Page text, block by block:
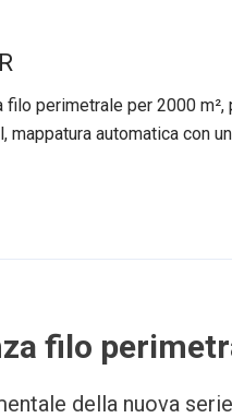
perimetrale per 2000
mappatura automatica con
filo
della nuova